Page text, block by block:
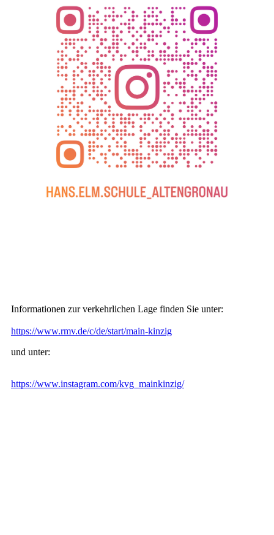
Informationen zur verkehrlichen Lage finden Sie unter:
https://www.rmv.de/c/de/start/main-kinzig
und unter:
https://www.instagram.com/kvg_mainkinzig/